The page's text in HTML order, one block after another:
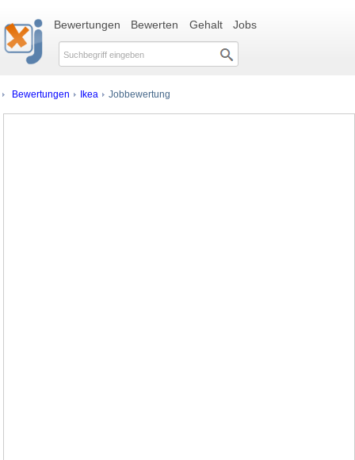
Bewertungen Bewerten Gehalt Jobs
Bewertungen Ikea Jobbewertung